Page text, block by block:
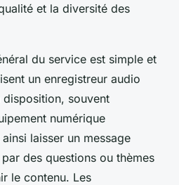
et la diversité des
du service est simple et
un enregistreur audio
souvent
numérique
laisser un message
des questions ou thèmes
le contenu. Les